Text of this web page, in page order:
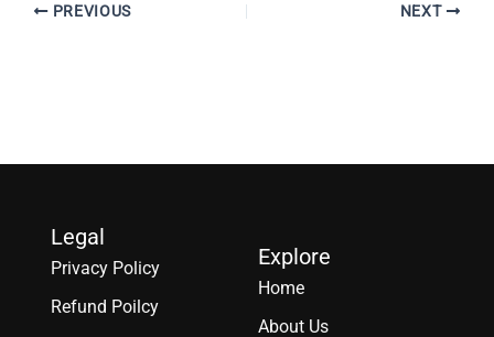
PREVIOUS NEXT
Legal
Privacy Policy
Refund Poilcy
Explore
Home
About Us